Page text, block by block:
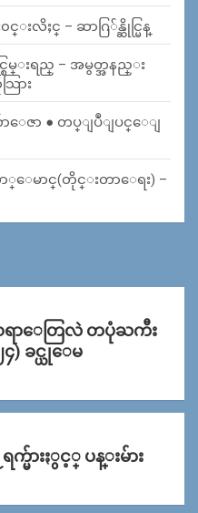
းလိႈင္ – ဆာဂြ်န္ဆိုင္မြန္
ြမ္းရည္ – အမွတ္အနည္း
ြား
ေဇာ ● တပ္ျပဳျပင္ေျ
ေမာင္(တိုင္းတာေရး) –
ရာေတြလဲ တပုံႀကီး
) ခင္ယုေမ
က္မ်ားႏွင့္ ပန္းမ်ား